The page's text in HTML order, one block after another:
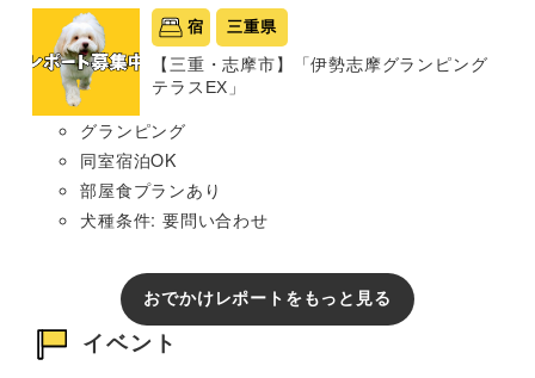
宿 三重県
【三重・志摩市】「伊勢志摩グランピング
テラスEX」
グランピング
同室宿泊OK
部屋食プランあり
犬種条件: 要問い合わせ
おでかけレポートをもっと見る
イベント